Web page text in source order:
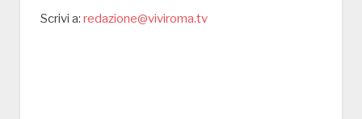
Scrivi a: redazione@viviroma.tv